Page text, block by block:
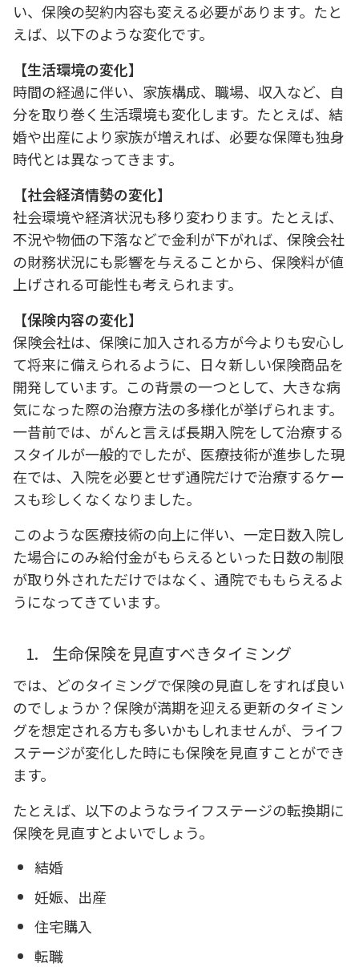
い、保険の契約内容も変える必要があります。たと
えば、以下のような変化です。
【生活環境の変化】
時間の経過に伴い、家族構成、職場、収入など、自
分を取り巻く生活環境も変化します。たとえば、結
婚や出産により家族が増えれば、必要な保障も独身
時代とは異なってきます。
【社会経済情勢の変化】
社会環境や経済状況も移り変わります。たとえば、
不況や物価の下落などで金利が下がれば、保険会社
の財務状況にも影響を与えることから、保険料が値
上げされる可能性も考えられます。
【保険内容の変化】
保険会社は、保険に加入される方が今よりも安心し
て将来に備えられるように、日々新しい保険商品を
開発しています。この背景の一つとして、大きな病
気になった際の治療方法の多様化が挙げられます。
一昔前では、がんと言えば長期入院をして治療する
スタイルが一般的でしたが、医療技術が進歩した現
在では、入院を必要とせず通院だけで治療するケー
スも珍しくなくなりました。
このような医療技術の向上に伴い、一定日数入院し
た場合にのみ給付金がもらえるといった日数の制限
が取り外されただけではなく、通院でももらえるよ
うになってきています。
1. 生命保険を見直すべきタイミング
では、どのタイミングで保険の見直しをすれば良い
のでしょうか？保険が満期を迎える更新のタイミン
グを想定される方も多いかもしれませんが、ライフ
ステージが変化した時にも保険を見直すことができ
ます。
たとえば、以下のようなライフステージの転換期に
保険を見直すとよいでしょう。
結婚
妊娠、出産
住宅購入
転職